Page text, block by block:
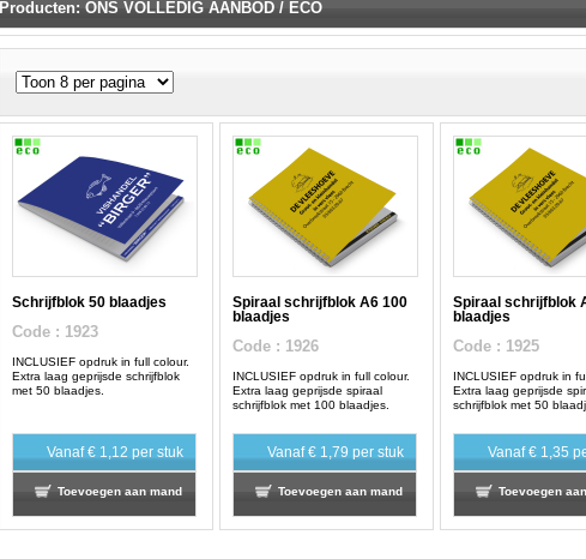
Producten: ONS VOLLEDIG AANBOD / ECO
Schrijfblok 50 blaadjes
Code : 1923
INCLUSIEF opdruk in full colour.
Extra laag geprijsde schrijfblok
met 50 blaadjes.
Vanaf€ 1,12 per stuk
Toevoegen aan mand
Spiraal schrijfblok A6 100
blaadjes
Code : 1926
INCLUSIEF opdruk in full colour.
Extra laag geprijsde spiraal
schrijfblok met 100 blaadjes.
Vanaf€ 1,79 per stuk
Toevoegen aan mand
Spiraal schrijfblok
blaadjes
Code : 1925
INCLUSIEF opdruk in
Extra laag geprijsde
schrijfblok met 50
Vanaf€ 1,35
Toevoegen